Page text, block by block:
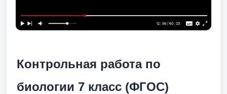
Контрольная работа по
биологии 7 класс (ФГОС)